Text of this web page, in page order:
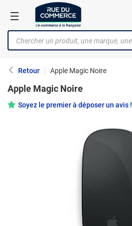
Retour Apple Magic Noire
Apple Magic Noire
Soyez le premier à déposer un avis !